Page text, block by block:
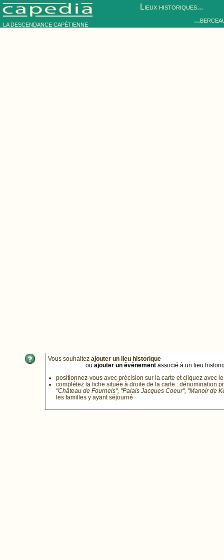
LA DESCENDANCE CAPÉTIENNE
Lieux historiques...
Vous souhaitez ajouter un lieu historique
ou ajouter un événement associé à un lieu
positionnez-vous avec précision sur la carte et cliquez avec
complétez la fiche située à droite de la carte : dénomination
"Château de Fournels", "Palais Jacques Coeur", "Manoir de
les familles y ayant séjourné